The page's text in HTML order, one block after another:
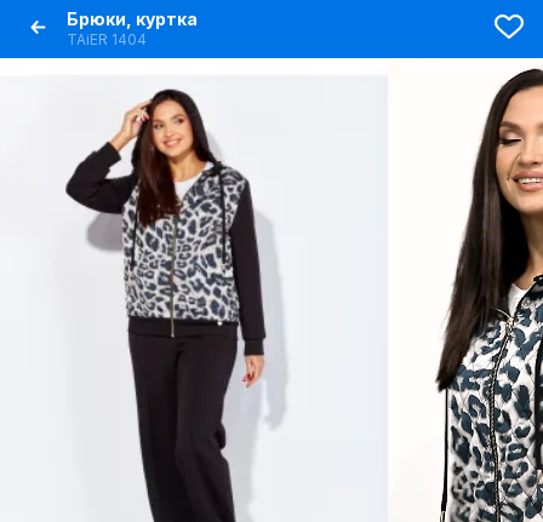
Брюки, куртка
TAiER 1404